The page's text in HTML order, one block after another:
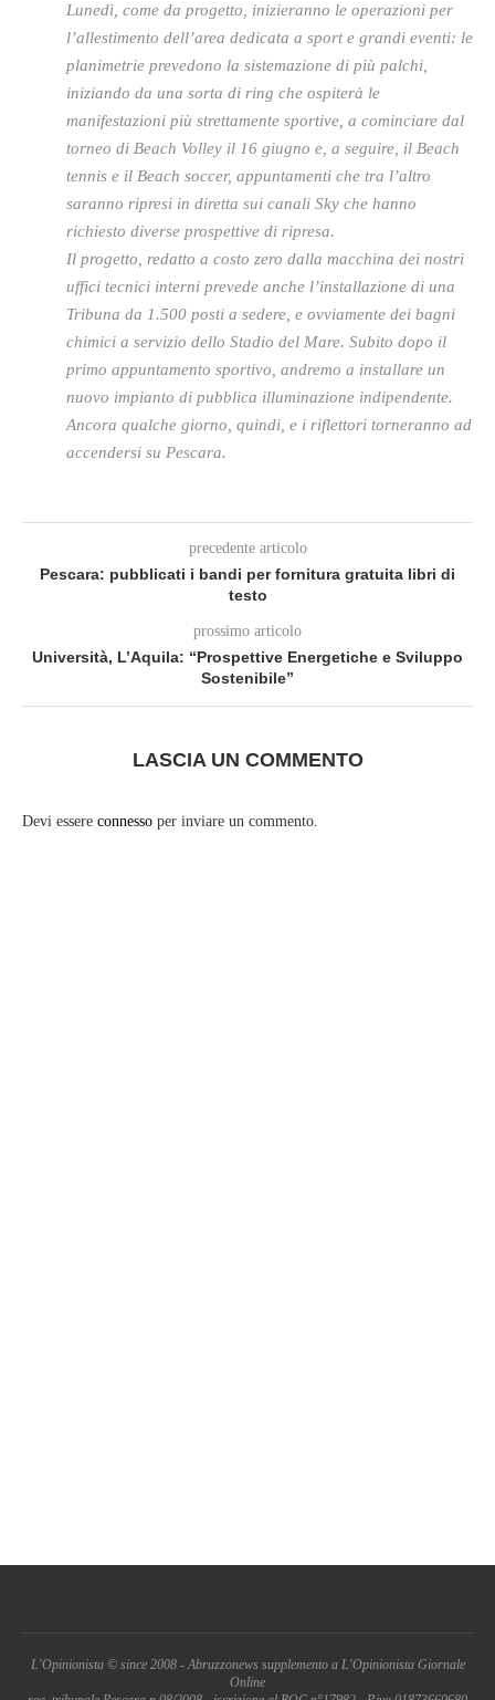
Lunedì, come da progetto, inizieranno le operazioni per
l’allestimento dell’area dedicata a sport e grandi eventi: le
planimetrie prevedono la sistemazione di più palchi,
iniziando da una sorta di ring che ospiterà le
manifestazioni più strettamente sportive, a cominciare dal
torneo di Beach Volley il 16 giugno e, a seguire, il Beach
tennis e il Beach soccer, appuntamenti che tra l’altro
saranno ripresi in diretta sui canali Sky che hanno
richiesto diverse prospettive di ripresa.
Il progetto, redatto a costo zero dalla macchina dei nostri
uffici tecnici interni prevede anche l’installazione di una
Tribuna da 1.500 posti a sedere, e ovviamente dei bagni
chimici a servizio dello Stadio del Mare. Subito dopo il
primo appuntamento sportivo, andremo a installare un
nuovo impianto di pubblica illuminazione indipendente.
Ancora qualche giorno, quindi, e i riflettori torneranno ad
accendersi su Pescara.
precedente articolo
Pescara: pubblicati i bandi per fornitura gratuita libri di
testo
prossimo articolo
Università, L’Aquila: “Prospettive Energetiche e Sviluppo
Sostenibile”
LASCIA UN COMMENTO
Devi essere connesso per inviare un commento.
L'Opinionista © since 2008 - Abruzzonews supplemento a L'Opinionista Giornale
Online